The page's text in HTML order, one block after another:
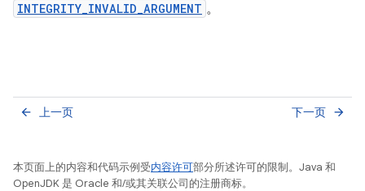
INTEGRITY_INVALID_ARGUMENT 。
上一页
arrow_back 下一页 arrow_forward
本页面上的内容和代码示例受内容许可部分所述许可的限制。Java 和
OpenJDK 是 Oracle 和/或其关联公司的注册商标。